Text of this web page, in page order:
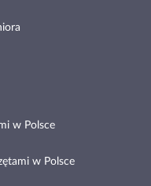
w Polsce
w Polsce